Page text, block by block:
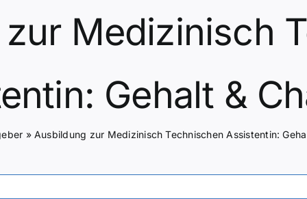
Medizinisch
Gehalt &
»Ausbildung zur Medizinisch Technischen Assistentin: